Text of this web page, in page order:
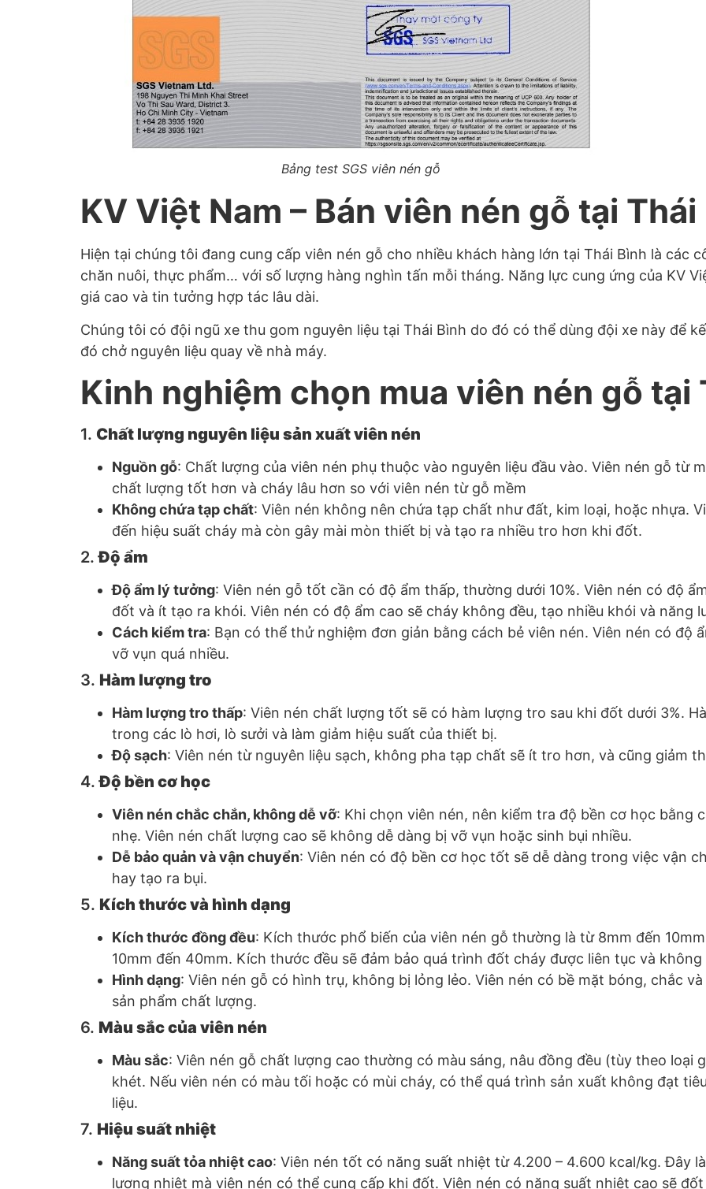
Bảng test SGS viên nén gỗ
KV Việt Nam – Bán viên nén gỗ tại Thái
Hiện tại chúng tôi đang cung cấp viên nén gỗ cho nhiều khách hàng lớn tại Thái Bình là các
chăn nuôi, thực phẩm… với số lượng hàng nghìn tấn mỗi tháng. Năng lực cung ứng của KV
giá cao và tin tưởng hợp tác lâu dài.
Chúng tôi có đội ngũ xe thu gom nguyên liệu tại Thái Bình do đó có thể dùng đội xe này để
đó chở nguyên liệu quay về nhà máy.
Kinh nghiệm chọn mua viên nén gỗ tại
1. Chất lượng nguyên liệu sản xuất viên nén
Nguồn gỗ: Chất lượng của viên nén phụ thuộc vào nguyên liệu đầu vào. Viên nén gỗ từ
chất lượng tốt hơn và cháy lâu hơn so với viên nén từ gỗ mềm
Không chứa tạp chất: Viên nén không nên chứa tạp chất như đất, kim loại, hoặc nhựa.
đến hiệu suất cháy mà còn gây mài mòn thiết bị và tạo ra nhiều tro hơn khi đốt.
2.Độ ẩm
Độ ẩm lý tưởng: Viên nén gỗ tốt cần có độ ẩm thấp, thường dưới 10%. Viên nén có độ
đốt và ít tạo ra khói. Viên nén có độ ẩm cao sẽ cháy không đều, tạo nhiều khói và năng
Cách kiểm tra: Bạn có thể thử nghiệm đơn giản bằng cách bẻ viên nén. Viên nén có độ
vỡ vụn quá nhiều.
3. Hàm lượng tro
Hàm lượng tro thấp: Viên nén chất lượng tốt sẽ có hàm lượng tro sau khi đốt dưới 3%.
trong các lò hơi, lò sưởi và làm giảm hiệu suất của thiết bị.
Độ sạch: Viên nén từ nguyên liệu sạch, không pha tạp chất sẽ ít tro hơn, và cũng giảm
4.Độ bền cơ học
Viên nén chắc chắn, không dễ vỡ: Khi chọn viên nén, nên kiểm tra độ bền cơ học bằng
nhẹ. Viên nén chất lượng cao sẽ không dễ dàng bị vỡ vụn hoặc sinh bụi nhiều.
Dễ bảo quản và vận chuyển: Viên nén có độ bền cơ học tốt sẽ dễ dàng trong việc vận
hay tạo ra bụi.
5. Kích thước và hình dạng
Kích thước đồng đều: Kích thước phổ biến của viên nén gỗ thường là từ 8mm đến
10mm đến 40mm. Kích thước đều sẽ đảm bảo quá trình đốt cháy được liên tục và
Hình dạng: Viên nén gỗ có hình trụ, không bị lỏng lẻo. Viên nén có bề mặt bóng, chắc
sản phẩm chất lượng.
6. Màu sắc của viên nén
Màu sắc: Viên nén gỗ chất lượng cao thường có màu sáng, nâu đồng đều (tùy theo loại
khét. Nếu viên nén có màu tối hoặc có mùi cháy, có thể quá trình sản xuất không đạt
liệu.
7. Hiệu suất nhiệt
Năng suất tỏa nhiệt cao: Viên nén tốt có năng suất nhiệt từ 4.200 – 4.600 kcal/kg. Đây
lượng nhiệt mà viên nén có thể cung cấp khi đốt. Viên nén có năng suất nhiệt cao sẽ